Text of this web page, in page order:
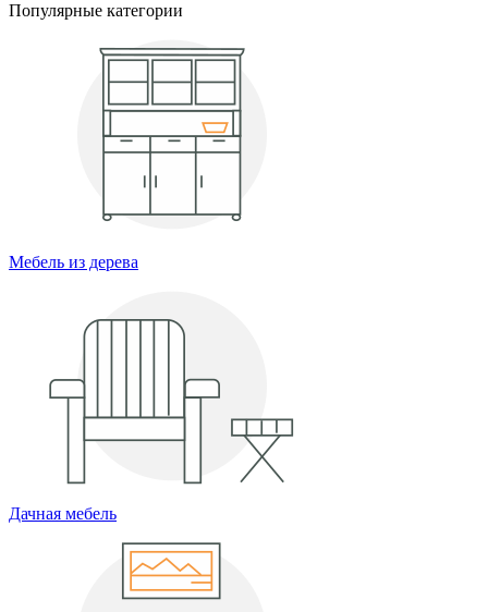
Популярные категории
Мебель из дерева
Дачная мебель